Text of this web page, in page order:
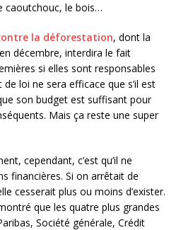
caoutchouc, le bois…
la déforestation, dont la
décembre, interdira le fait
si elles sont responsables
loi ne sera efficace que s’il est
son budget est suffisant pour
Mais ça reste une super
cependant, c’est qu’il ne
financières. Si on arrêtait de
cesserait plus ou moins d’exister.
que les quatre plus grandes
Société générale, Crédit